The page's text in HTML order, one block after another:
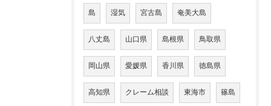
島 湿気 宮古島 奄美大島
八丈島 山口県 島根県 鳥取県
岡山県 愛媛県 香川県 徳島県
高知県 クレーム相談 東海市 篠島